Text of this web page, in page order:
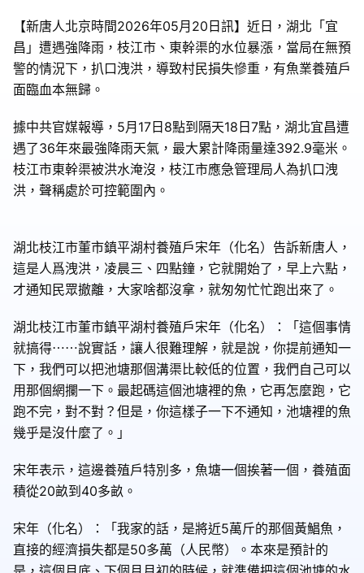
【新唐人北京時間2026年05月20日訊】近日，湖北「宜
昌」遭遇強降雨，枝江市、東幹渠的水位暴漲，當局在無預
警的情況下，扒口洩洪，導致村民損失慘重，有魚業養殖戶
面臨血本無歸。
據中共官媒報導，5月17日8點到隔天18日7點，湖北宜昌遭
遇了36年來最強降雨天氣，最大累計降雨量達392.9毫米。
枝江市東幹渠被洪水淹沒，枝江市應急管理局人為扒口洩
洪，聲稱處於可控範圍內。
湖北枝江市董市鎮平湖村養殖戶宋年（化名）告訴新唐人，
這是人爲洩洪，凌晨三、四點鐘，它就開始了，早上六點，
才通知民眾撤離，大家啥都沒拿，就匆匆忙忙跑出來了。
湖北枝江市董市鎮平湖村養殖戶宋年（化名）：「這個事情
就搞得⋯⋯說實話，讓人很難理解，就是說，你提前通知一
下，我們可以把池塘那個溝渠比較低的位置，我們自己可以
用那個網攔一下。最起碼這個池塘裡的魚，它再怎麼跑，它
跑不完，對不對？但是，你這樣子一下不通知，池塘裡的魚
幾乎是沒什麼了。」
宋年表示，這邊養殖戶特別多，魚塘一個挨著一個，養殖面
積從20畝到40多畝。
宋年（化名）：「我家的話，是將近5萬斤的那個黃鯧魚，
直接的經濟損失都是50多萬（人民幣）。本來是預計的